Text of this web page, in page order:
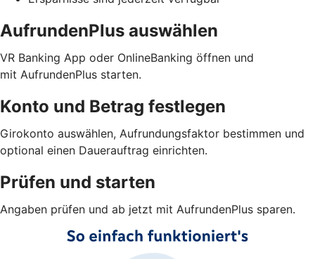
AufrundenPlus auswählen
VR Banking App oder OnlineBanking öffnen und
mit AufrundenPlus starten.
Konto und Betrag festlegen
Girokonto auswählen, Aufrundungsfaktor bestimmen und
optional einen Dauerauftrag einrichten.
Prüfen und starten
Angaben prüfen und ab jetzt mit AufrundenPlus sparen.